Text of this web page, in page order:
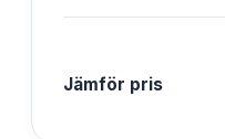
Jämför pris